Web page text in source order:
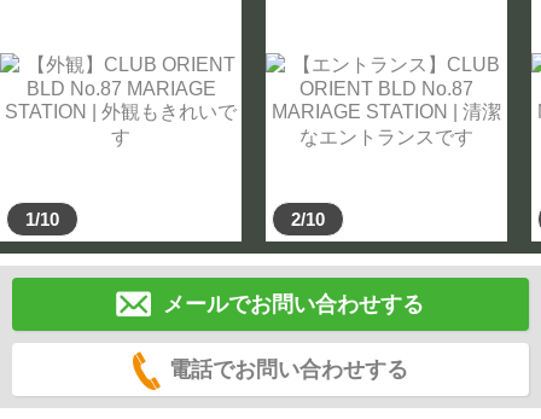
1/10 2/10
メールでお問い合わせする
電話でお問い合わせする